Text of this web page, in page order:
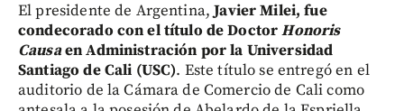
El presidente de Argentina,Javier Milei, fue
condecorado con el título de DoctorHonoris
Causaen Administración por la Universidad
Santiago de Cali (USC). Este título se entregó en el
auditorio de la Cámara de Comercio de Cali como